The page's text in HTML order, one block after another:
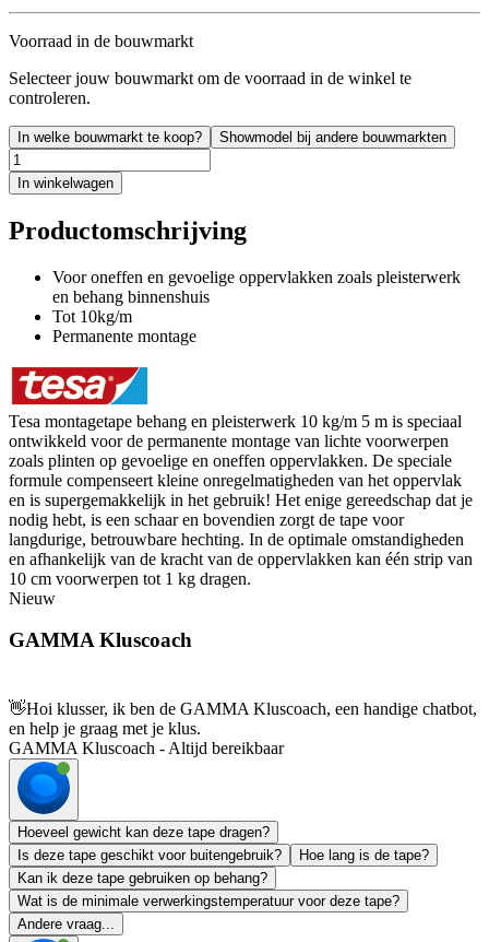
Voorraad in de bouwmarkt
Selecteer jouw bouwmarkt om de voorraad in de winkel te
controleren.
In welke bouwmarkt te koop? Showmodel bij andere bouwmarkten
In winkelwagen
Productomschrijving
Voor oneffen en gevoelige oppervlakken zoals pleisterwerk
en behang binnenshuis
Tot 10kg/m
Permanente montage
Tesa montagetape behang en pleisterwerk 10 kg/m 5 m is speciaal
ontwikkeld voor de permanente montage van lichte voorwerpen
zoals plinten op gevoelige en oneffen oppervlakken. De speciale
formule compenseert kleine onregelmatigheden van het oppervlak
en is supergemakkelijk in het gebruik! Het enige gereedschap dat je
nodig hebt, is een schaar en bovendien zorgt de tape voor
langdurige, betrouwbare hechting. In de optimale omstandigheden
en afhankelijk van de kracht van de oppervlakken kan één strip van
10 cm voorwerpen tot 1 kg dragen.
Nieuw
GAMMA Kluscoach
👋Hoi klusser, ik ben de GAMMA Kluscoach, een handige chatbot,
en help je graag met je klus.
GAMMA Kluscoach - Altijd bereikbaar
Hoeveel gewicht kan deze tape dragen?
Is deze tape geschikt voor buitengebruik?
Hoe lang is de tape?
Kan ik deze tape gebruiken op behang?
Wat is de minimale verwerkingstemperatuur voor deze tape?
Andere vraag...